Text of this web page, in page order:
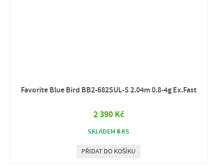
Favorite Blue Bird BB2‑682SUL‑S 2.04m 0.8‑4g Ex.Fast
2 390 Kč
SKLADEM6 KS
PŘIDAT DO KOŠÍKU